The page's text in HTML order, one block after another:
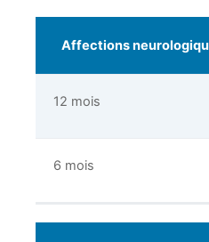
Affections
12 mois
6 mois